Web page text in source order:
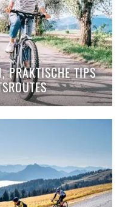
PRAKTISCHE TIPS